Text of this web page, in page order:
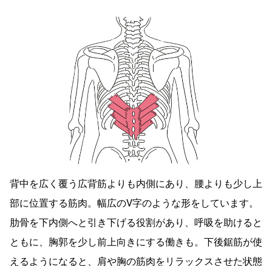
背中を広く覆う広背筋よりも内側にあり、腰よりも少し上
部に位置する筋肉。幅広のV字のような形をしています。
肋骨を下内側へと引き下げる役割があり、呼吸を助けると
ともに、胸郭を少し前上向きにする働きも。下後鋸筋が使
えるようになると、肩や胸の筋肉をリラックスさせた状態